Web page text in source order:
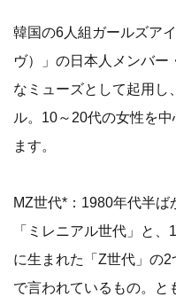
韓国の6人組ガールズア
ヴ）」の日本人メンバー
なミューズとして起用し
ル。10～20代の女性を
ます。
MZ世代*：1980年代半
「ミレニアル世代」と
に生まれた「Z世代」の
で言われているもの。と